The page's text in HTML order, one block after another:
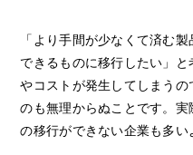
「より手間が少なくて済む
できるものに移行したい」
やコストが発生してしまう
のも無理からぬことです。
の移行ができない企業も多い